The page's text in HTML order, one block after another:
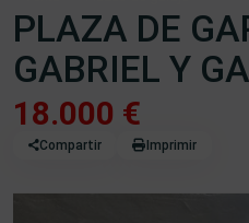
PLAZA DE
GABRIEL Y
18.000 €
Compartir Imprimir